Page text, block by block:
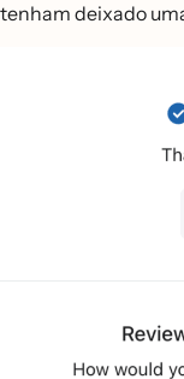
tenham deixado